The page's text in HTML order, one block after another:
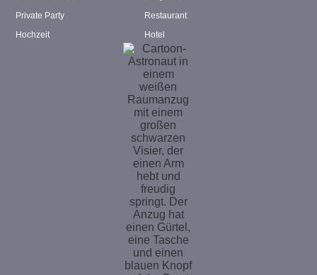
Private Party
Hochzeit
Restaurant
Hotel